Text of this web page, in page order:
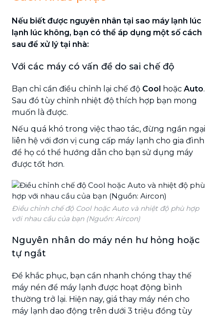
Nếu biết được nguyên nhân tại sao máy lạnh lúc
lạnh lúc không, bạn có thể áp dụng một số cách
sau để xử lý tại nhà:
Với các máy có vấn đề do sai chế độ
Bạn chỉ cần điều chỉnh lại chế độ Cool hoặc Auto.
Sau đó tùy chỉnh nhiệt độ thích hợp bạn mong
muốn là được.
Nếu quá khó trong việc thao tác, đừng ngần ngại
liên hệ với đơn vị cung cấp máy lạnh cho gia đình
để họ có thể hướng dẫn cho bạn sử dụng máy
được tốt hơn.
Điều chỉnh chế độ Cool hoặc Auto và nhiệt độ phù hợp
với nhau cầu của bạn (Nguồn: Aircon)
Nguyên nhân do máy nén hư hỏng hoặc
tự ngắt
Để khắc phục, bạn cần nhanh chóng thay thế
máy nén để máy lạnh được hoạt động bình
thường trở lại. Hiện nay, giá thay máy nén cho
máy lạnh dao động trên dưới 3 triệu đồng tùy